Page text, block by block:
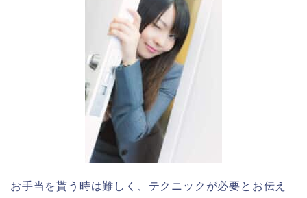
お手当を貰う時は難しく、テクニックが必要とお伝え